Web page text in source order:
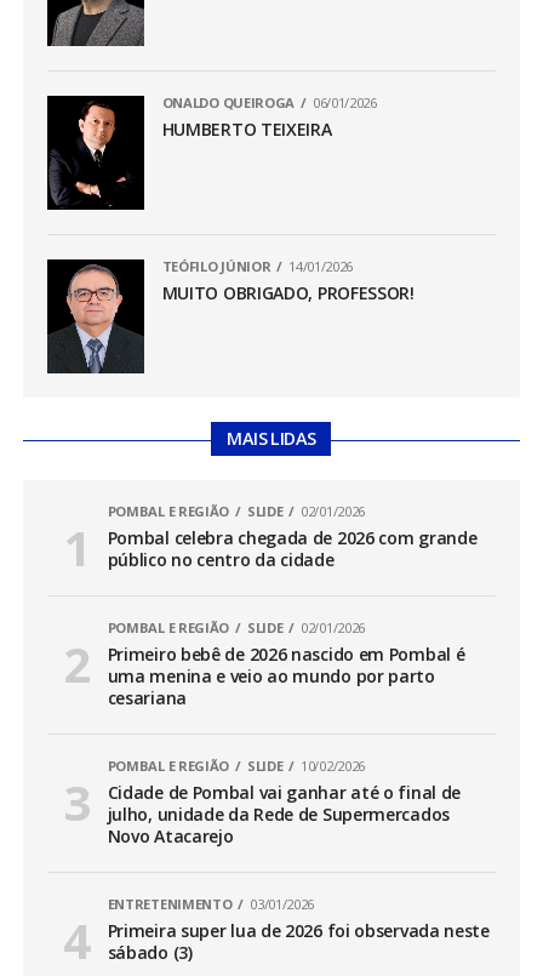
ONALDO QUEIROGA 06/01/2026
HUMBERTO TEIXEIRA
TEÓFILO JÚNIOR 14/01/2026
MUITO OBRIGADO, PROFESSOR!
MAIS LIDAS
POMBAL E REGIÃO SLIDE 02/01/2026
Pombal celebra chegada de 2026 com grande
público no centro da cidade
POMBAL E REGIÃO SLIDE 02/01/2026
Primeiro bebê de 2026 nascido em Pombal é
uma menina e veio ao mundo por parto
cesariana
POMBAL E REGIÃO SLIDE 10/02/2026
Cidade de Pombal vai ganhar até o final de
julho, unidade da Rede de Supermercados
Novo Atacarejo
ENTRETENIMENTO 03/01/2026
Primeira super lua de 2026 foi observada neste
sábado (3)